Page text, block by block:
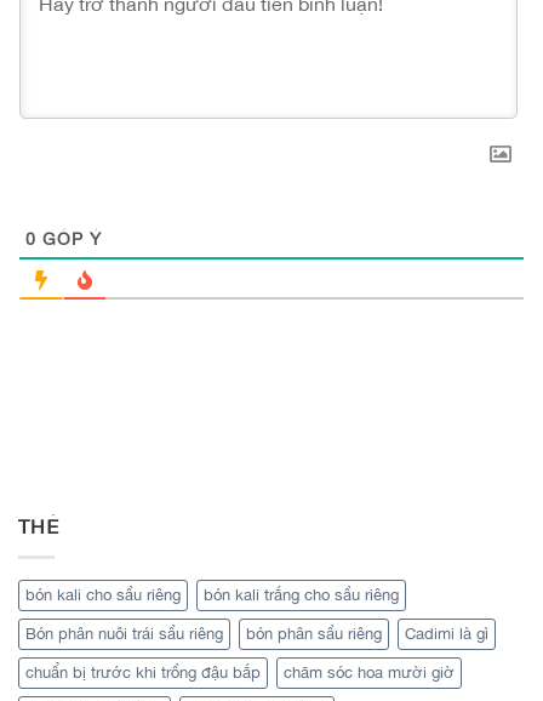
0 GÓP Ý
THẺ
bón kali cho sầu riêng bón kali trắng cho sầu riêng
Bón phân nuôi trái sầu riêng bón phân sầu riêng Cadimi là gì
chuẩn bị trước khi trồng đậu bắp chăm sóc hoa mười giờ